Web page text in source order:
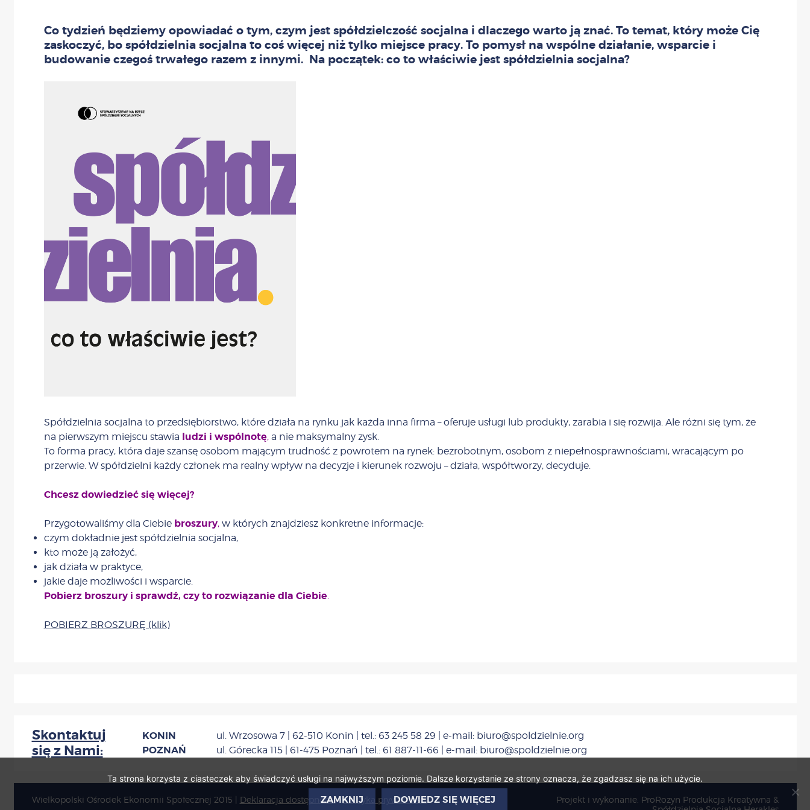
Co tydzień będziemy opowiadać o tym, czym jest spółdzielczość socjalnai dlaczego warto ją znać. To temat, który może Cię
zaskoczyć, bo spółdzielnia socjalna to coś więcej niż tylko miejsce pracy. To pomysł na wspólne działanie, wsparcie i
budowanie czegoś trwałego razem z innymi. Na początek: co to właściwie jest spółdzielnia socjalna?
Spółdzielnia socjalna to przedsiębiorstwo, które działa na rynku jak każda inna firma – oferuje usługi lub produkty, zarabia i się rozwija. Ale różni się tym, że
na pierwszym miejscu stawia ludzi i wspólnotę,a nie maksymalny zysk.
To forma pracy, która daje szansę osobom mającym trudność z powrotem na rynek: bezrobotnym, osobom z niepełnosprawnościami, wracającym po
przerwie. W spółdzielni każdy członek ma realny wpływ na decyzje i kierunek rozwoju – działa, współtworzy, decyduje.
Chcesz dowiedzieć się więcej?
Przygotowaliśmy dla Ciebie broszury,w których znajdziesz konkretne informacje:
czym dokładnie jest spółdzielnia socjalna,
kto może ją założyć,
jak działa w praktyce,
jakie daje możliwości i wsparcie.
Pobierz broszury i sprawdź, czy to rozwiązanie dla Ciebie.
POBIERZ BROSZURĘ (klik)
Skontaktuj
się z Nami:
KONIN ul. Wrzosowa 7 | 62-510 Konin | tel.: 63 245 58 29 | e-mail: biuro@spoldzielnie.org
POZNAŃ ul. Górecka 115 | 61-475 Poznań | tel.: 61 887-11-66 | e-mail: biuro@spoldzielnie.org
Wielkopolski Ośrodek Ekonomii Społecznej 2015 | Deklaracja dostępności |Polityka prywatności
Projekt i wykonanie: ProRozyn Produkcja Kreatywna &
Ta strona korzysta z ciasteczek aby świadczyć usługi na najwyższym poziomie. Dalsze korzystanie ze strony oznacza, że zgadzasz się na ich użycie.
ZAMKNIJ DOWIEDZ SIĘ WIĘCEJ